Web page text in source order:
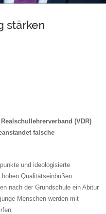
stärken
(VDR)
falsche
und ideologisierte
Qualitätseinbußen
nach der Grundschule ein Abitur
Menschen werden mit